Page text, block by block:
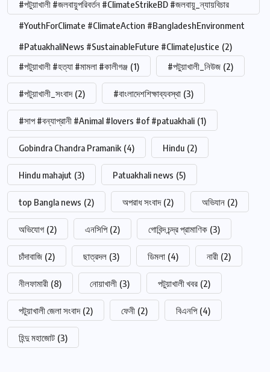
#পটুয়াখালী #জলবায়ুপরিবর্তন #ClimateStrikeBD #জলবায়ু_ন্যায়বিচার
#YouthForClimate #ClimateAction #BangladeshEnvironment
#PatuakhaliNews #SustainableFuture #ClimateJustice (2)
#পটুয়াখালী #হত্যা #মামলা #কালীগঞ্জ (1) #পটুয়াখালী_নিউজ (2)
#পটুয়াখালী_সংবাদ (2) #বাংলাদেশশিক্ষাব্যবস্থা (3)
#সাপ #বন্যাপ্রানী #Animal #lovers #of #patuakhali (1)
Gobindra Chandra Pramanik (4) Hindu (2)
Hindu mahajut (3) Patuakhali news (5)
top Bangla news (2) অপরাধ সংবাদ (2) অভিযান (2)
অভিযোগ (2) এনসিপি (2) গোবিন্দ চন্দ্র প্রামাণিক (3)
চাঁদাবাজি (2) ছাত্রদল (3) ডিমলা (4) নারী (2)
নীলফামারী (8) নোয়াখালী (3) পটুয়াখালী খবর (2)
পটুয়াখালী জেলা সংবাদ (2) ফেনী (2) বিএনপি (4)
হিন্দু মহাজোট (3)